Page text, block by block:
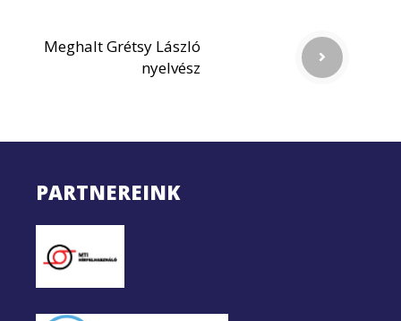
Meghalt Grétsy László
nyelvész
PARTNEREINK